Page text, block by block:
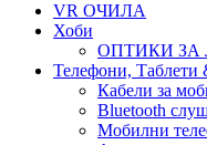
VR ОЧИЛА
Хоби
ОПТИКИ ЗА
Телефони, Таблети
Кабели за
Bluetooth
Мобилни